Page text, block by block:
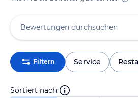
Filtern Service
Sortiert nach: